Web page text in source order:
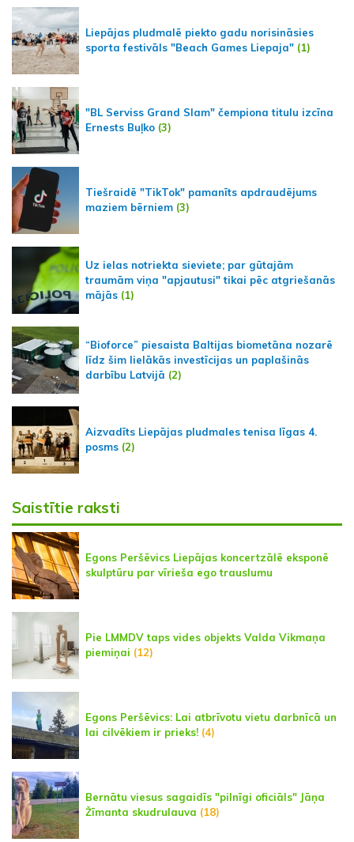
Liepājas pludmalē piekto gadu norisināsies
sporta festivāls "Beach Games Liepaja" (1)
"BL Serviss Grand Slam" čempiona titulu izcīna
Ernests Buļko (3)
Tiešraidē "TikTok" pamanīts apdraudējums
maziem bērniem (3)
Uz ielas notriekta sieviete; par gūtajām
traumām viņa "apjautusi" tikai pēc atgriešanās
mājās (1)
“Bioforce” piesaista Baltijas biometāna nozarē
līdz šim lielākās investīcijas un paplašinās
darbību Latvijā (2)
Aizvadīts Liepājas pludmales tenisa līgas 4.
posms (2)
Saistītie raksti
Egons Peršēvics Liepājas koncertzālē eksponē
skulptūru par vīrieša ego trauslumu
Pie LMMDV taps vides objekts Valda Vikmaņa
piemiņai (12)
Egons Peršēvics: Lai atbrīvotu vietu darbnīcā un
lai cilvēkiem ir prieks! (4)
Bernātu viesus sagaidīs "pilnīgi oficiāls" Jāņa
Žīmanta skudrulauva (18)